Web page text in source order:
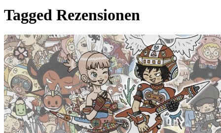
Tagged Rezensionen